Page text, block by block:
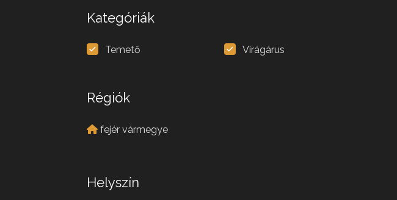
Kategóriák
Temető Virágárus
Régiók
fejér vármegye
Helyszín